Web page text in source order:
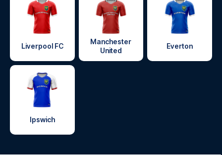
Liverpool FC
Manchester
United
Everton
Ipswich